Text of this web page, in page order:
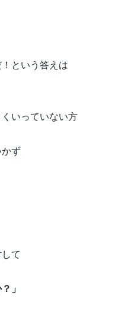
という答えは
いっていない方
ず
て
」